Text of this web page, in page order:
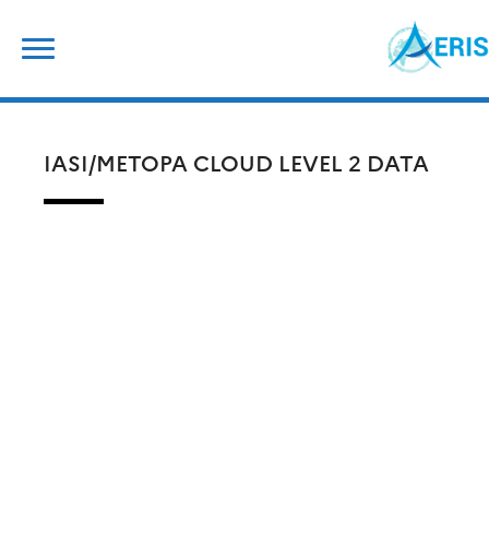
content
IASI/METOPA CLOUD LEVEL 2 DATA
for: